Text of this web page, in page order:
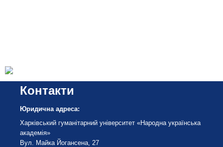
Контакти
Юридична адреса:
Харківський гуманітарний університет «Народна українська
академія»
Вул. Майка Йогансена, 27